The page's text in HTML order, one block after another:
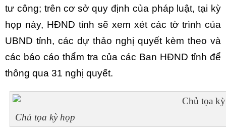
tư công; trên cơ sở quy định của pháp luật, tại kỳ
họp này, HĐND tỉnh sẽ xem xét các tờ trình của
UBND tỉnh, các dự thảo nghị quyết kèm theo và
các báo cáo thẩm tra của các Ban HĐND tỉnh để
thông qua 31 nghị quyết.
Chủ tọa kỳ họp